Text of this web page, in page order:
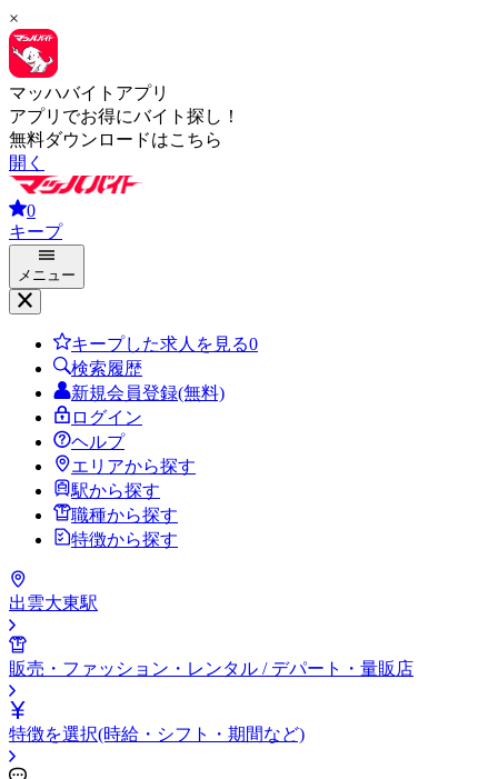
×
マッハバイトアプリ
アプリでお得にバイト探し！
無料ダウンロードはこちら
開く
0
キープ
メニュー
キープした求人を見る0
検索履歴
新規会員登録(無料)
ログイン
ヘルプ
エリアから探す
駅から探す
職種から探す
特徴から探す
出雲大東駅
販売・ファッション・レンタル / デパート・量販店
特徴を選択(時給・シフト・期間など)